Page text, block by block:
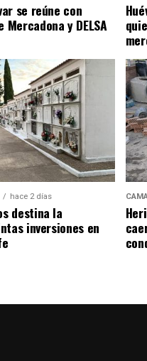
se reúne con
y DELSA
hace 2 días
destina la
inversiones en